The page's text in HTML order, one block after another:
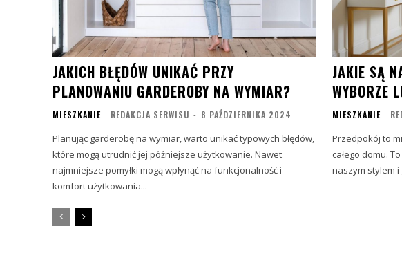
JAKICH BŁĘDÓW UNIKAĆ PRZY
PLANOWANIU GARDEROBY NA WYMIAR?
MIESZKANIE REDAKCJA SERWISU - 8 PAŹDZIERNIKA 2024
Planując garderobę na wymiar, warto unikać typowych błędów,
które mogą utrudnić jej późniejsze użytkowanie. Nawet
najmniejsze pomyłki mogą wpłynąć na funkcjonalność i
komfort użytkowania...
JAKIE SĄ
WYBORZE
MIESZKANIE
Przedpokój to
całego domu.
naszym stylem i